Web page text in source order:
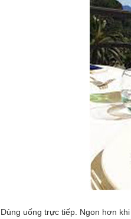
Dùng uống trực tiếp. Ngon hơn